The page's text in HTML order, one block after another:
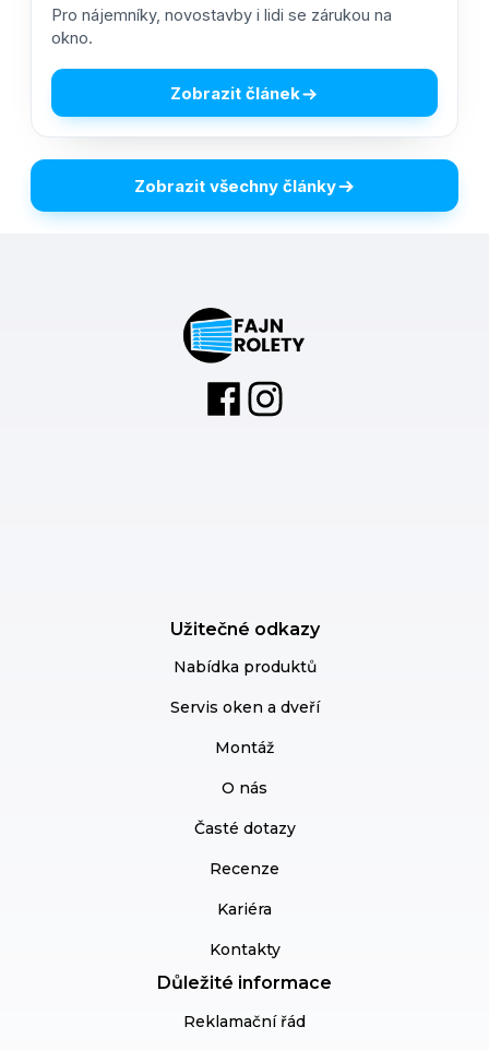
Pro nájemníky, novostavby i lidi se zárukou na
okno.
Zobrazit článek
Zobrazit všechny články
Užitečné odkazy
Nabídka produktů
Servis oken a dveří
Montáž
O nás
Časté dotazy
Recenze
Kariéra
Kontakty
Důležité informace
Reklamační řád